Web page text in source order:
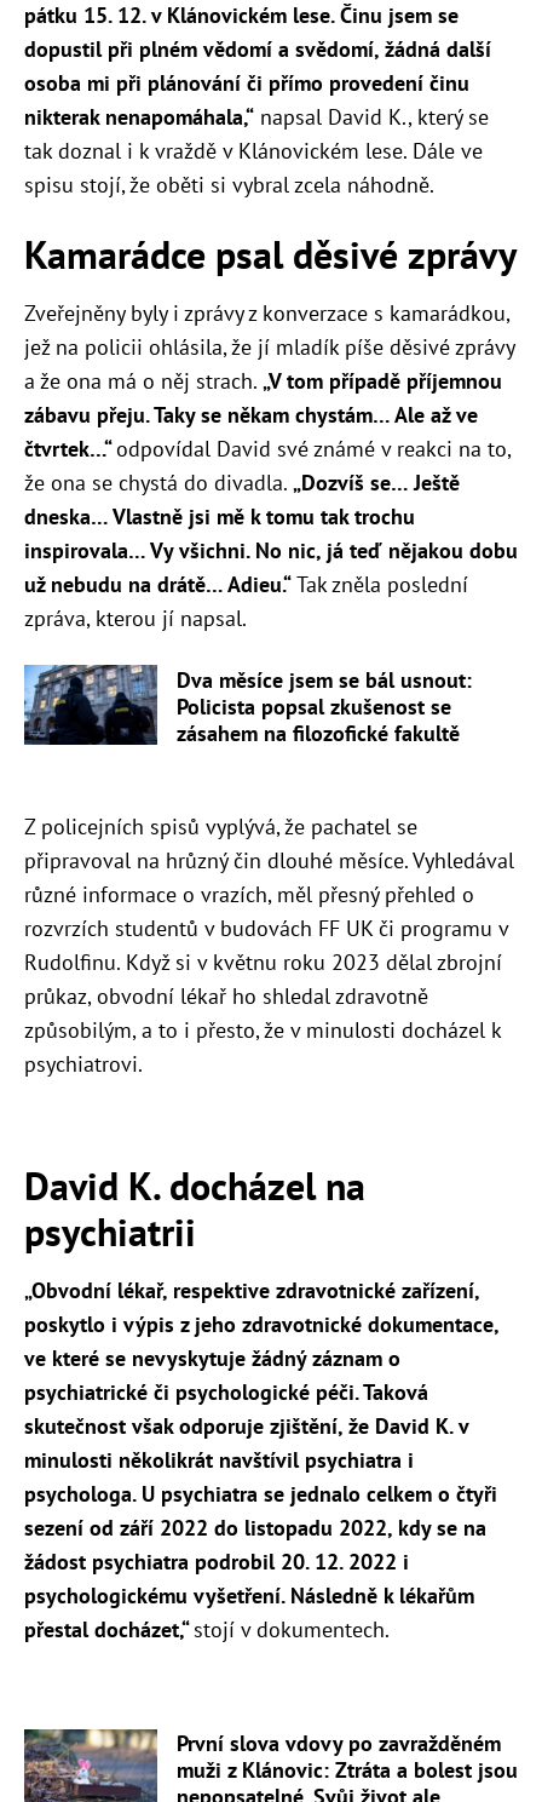
pátku 15. 12. v Klánovickém lese. Činu jsem se
dopustil při plném vědomí a svědomí, žádná další
osoba mi při plánování či přímo provedení činu
nikterak nenapomáhala,“ napsal David K., který se
tak doznal i k vraždě v Klánovickém lese. Dále ve
spisu stojí, že oběti si vybral zcela náhodně.
Kamarádce psal děsivé zprávy
Zveřejněny byly i zprávy z konverzace s kamarádkou,
jež na policii ohlásila, že jí mladík píše děsivé zprávy
a že ona má o něj strach. „V tom případě příjemnou
zábavu přeju. Taky se někam chystám… Ale až ve
čtvrtek…“odpovídal David své známé v reakci na to,
že ona se chystá do divadla. „Dozvíš se… Ještě
dneska… Vlastně jsi mě k tomu tak trochu
inspirovala… Vy všichni. No nic, já teď nějakou dobu
už nebudu na drátě… Adieu.“Tak zněla poslední
zpráva, kterou jí napsal.
Dva měsíce jsem se bál usnout:
Policista popsal zkušenost se
zásahem na filozofické fakultě
Z policejních spisů vyplývá, že pachatel se
připravoval na hrůzný čin dlouhé měsíce. Vyhledával
různé informace o vrazích, měl přesný přehled o
rozvrzích studentů v budovách FF UK či programu v
Rudolfinu. Když si v květnu roku 2023 dělal zbrojní
průkaz, obvodní lékař ho shledal zdravotně
způsobilým, a to i přesto, že v minulosti docházel k
psychiatrovi.
David K. docházel na
psychiatrii
„Obvodní lékař, respektive zdravotnické zařízení,
poskytlo i výpis z jeho zdravotnické dokumentace,
ve které se nevyskytuje žádný záznam o
psychiatrické či psychologické péči. Taková
skutečnost však odporuje zjištění, že David K. v
minulosti několikrát navštívil psychiatra i
psychologa. U psychiatra se jednalo celkem o čtyři
sezení od září 2022 do listopadu 2022, kdy se na
žádost psychiatra podrobil 20. 12. 2022 i
psychologickému vyšetření. Následně k lékařům
přestal docházet,“stojí v dokumentech.
První slova vdovy po zavražděném
muži z Klánovic: Ztráta a bolest jsou